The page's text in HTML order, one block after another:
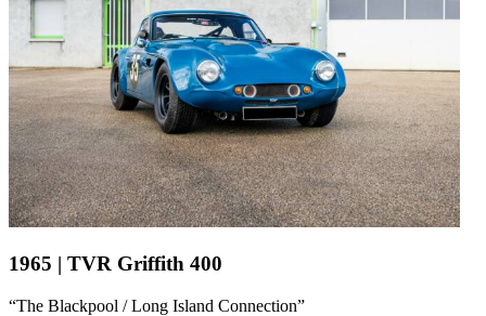
1965 | TVR Griffith 400
“The Blackpool / Long Island Connection”